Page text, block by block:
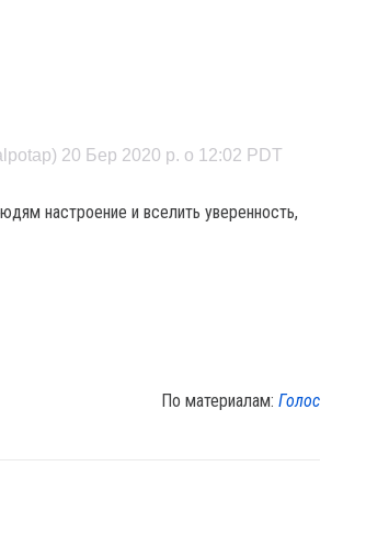
20 Бер 2020 р. о 12:02 PDT
настроение и вселить уверенность,
По материалам:Голос